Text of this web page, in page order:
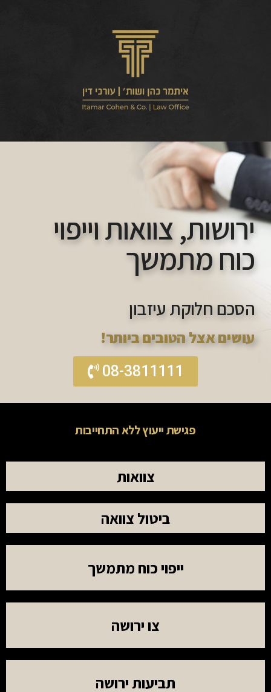
ירושות, צוואות וייפוי
כוח מתמשך
הסכם חלוקת עיזבון
עושים אצל הטובים ביותר!
08-3811111
פגישת ייעוץ ללא התחייבות
צוואות
ביטול צוואה
ייפוי כוח מתמשך
צו ירושה
תביעות ירושה